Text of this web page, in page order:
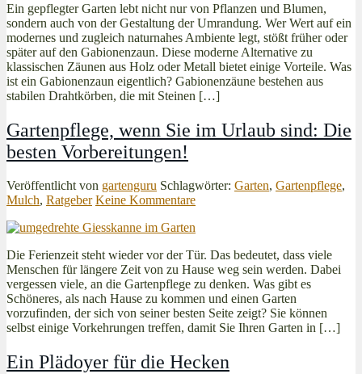
Ein gepflegter Garten lebt nicht nur von Pflanzen und Blumen,
sondern auch von der Gestaltung der Umrandung. Wer Wert auf ein
modernes und zugleich naturnahes Ambiente legt, stößt früher oder
später auf den Gabionenzaun. Diese moderne Alternative zu
klassischen Zäunen aus Holz oder Metall bietet einige Vorteile. Was
ist ein Gabionenzaun eigentlich? Gabionenzäune bestehen aus
stabilen Drahtkörben, die mit Steinen […]
Gartenpflege, wenn Sie im Urlaub sind: Die
besten Vorbereitungen!
Veröffentlicht von gartenguru Schlagwörter: Garten, Gartenpflege,
Mulch, Ratgeber Keine Kommentare
Die Ferienzeit steht wieder vor der Tür. Das bedeutet, dass viele
Menschen für längere Zeit von zu Hause weg sein werden. Dabei
vergessen viele, an die Gartenpflege zu denken. Was gibt es
Schöneres, als nach Hause zu kommen und einen Garten
vorzufinden, der sich von seiner besten Seite zeigt? Sie können
selbst einige Vorkehrungen treffen, damit Sie Ihren Garten in […]
Ein Plädoyer für die Hecken